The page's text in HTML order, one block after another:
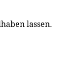
lassen.